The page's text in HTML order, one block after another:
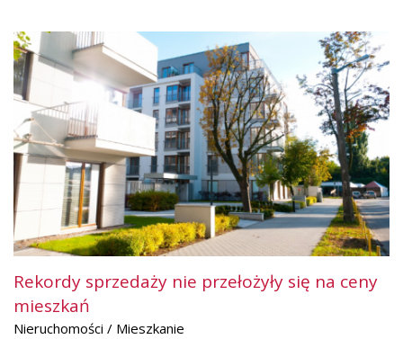
Rekordy sprzedaży nie przełożyły się na ceny
mieszkań
Nieruchomości / Mieszkanie